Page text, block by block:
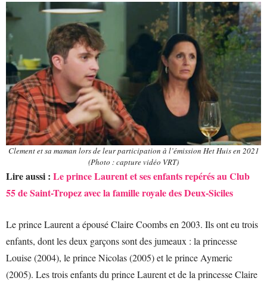
Clement et sa maman lors de leur participation à l’émission Het Huis en 2021
(Photo : capture vidéo VRT)
Lire aussi : Le prince Laurent et ses enfants repérés au Club
55 de Saint-Tropez avec la famille royale des Deux-Siciles
Le prince Laurent a épousé Claire Coombs en 2003. Ils ont eu trois
enfants, dont les deux garçons sont des jumeaux : la princesse
Louise (2004), le prince Nicolas (2005) et le prince Aymeric
(2005). Les trois enfants du prince Laurent et de la princesse Claire